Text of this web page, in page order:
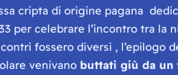
cripta di origine pagana
per celebrare l’incontro tra la
fossero diversi ,
venivano buttati giù da un